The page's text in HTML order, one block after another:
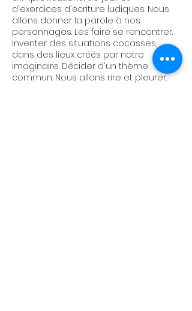
d'exercices d'écriture ludiques. Nous
allons donner la parole à nos
personnages. Les faire se rencontrer.
Inventer des situations cocasses,
dans des lieux créés par notre
imaginaire. Décider d'un thème
commun. Nous allons rire et pleurer.